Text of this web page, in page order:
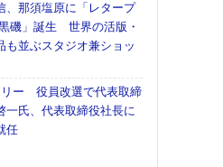
、那須塩原に「レタープ
磯」誕生 世界の活版・
も並ぶスタジオ兼ショッ
ー 役員改選で代表取締
一氏、代表取締役社長に
任